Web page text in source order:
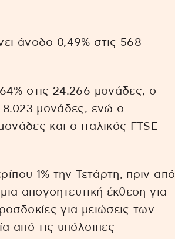
άνοδο 0,49% στις 568
στις 24.266 μονάδες, ο
8.023 μονάδες, ενώ ο
και ο ιταλικός FTSE
1% την Τετάρτη, πριν από
απογοητευτική έκθεση για
για μειώσεις των
από τις υπόλοιπες